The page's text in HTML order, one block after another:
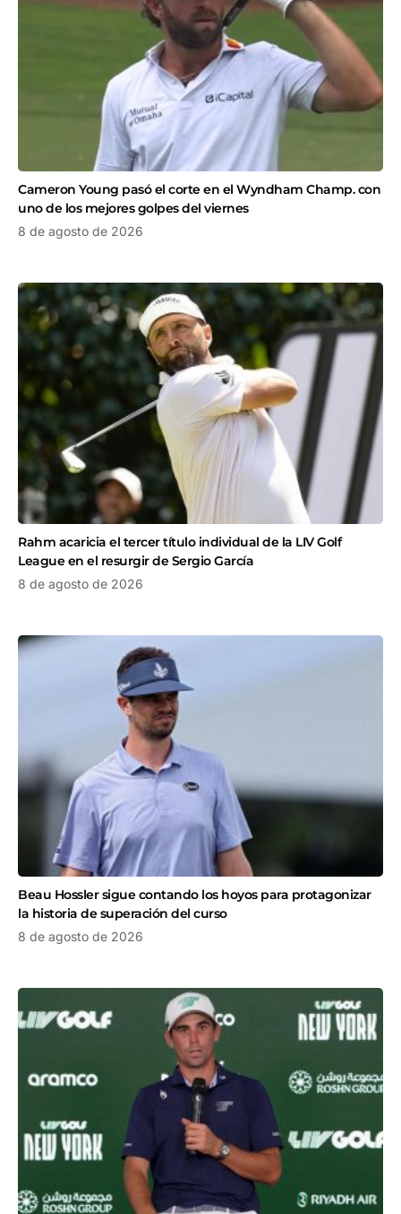
Cameron Young pasó el corte en el Wyndham Champ. con
uno de los mejores golpes del viernes
8 de agosto de 2026
Rahm acaricia el tercer título individual de la LIV Golf
League en el resurgir de Sergio García
8 de agosto de 2026
Beau Hossler sigue contando los hoyos para protagonizar
la historia de superación del curso
8 de agosto de 2026